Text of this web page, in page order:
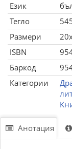
Език
Тегло
Размери
ISBN
Баркод
Категории
Анотация